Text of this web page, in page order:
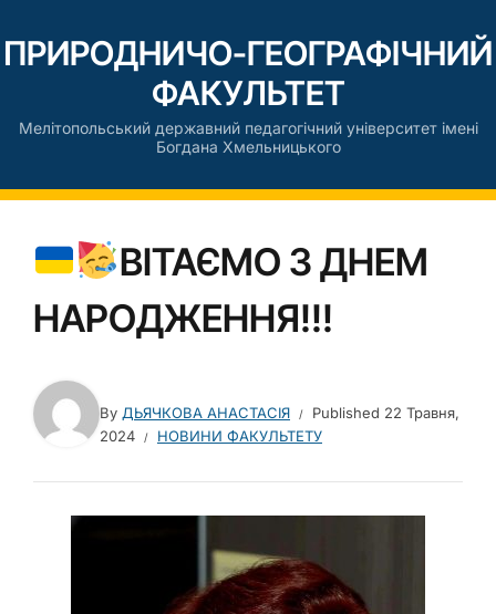
ПРИРОДНИЧО-ГЕОГРАФІЧНИЙ
ФАКУЛЬТЕТ
Мелітопольський державний педагогічний університет імені
Богдана Хмельницького
ВІТАЄМО З ДНЕМ
НАРОДЖЕННЯ!!!
By ДЬЯЧКОВА АНАСТАСІЯ Published 22 Травня,
2024
НОВИНИ ФАКУЛЬТЕТУ